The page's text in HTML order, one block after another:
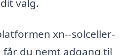
valg.
xn--solceller-
du nemt adgang til